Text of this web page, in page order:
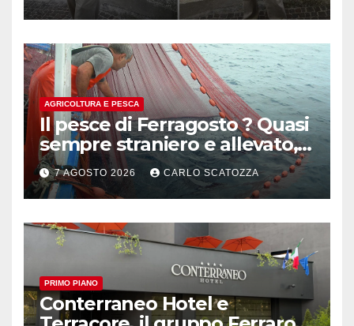
AGRICOLTURA E PESCA
Il pesce di Ferragosto ? Quasi
sempre straniero e allevato,
in sofferenza
7 AGOSTO 2026 CARLO SCATOZZA
PRIMO PIANO
Conterraneo Hotel e